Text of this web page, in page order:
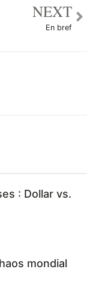
NEXT
En bref
: Dollar vs.
mondial